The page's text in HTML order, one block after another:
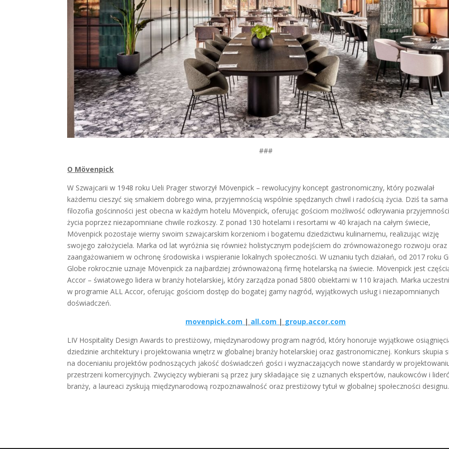
###
O Mövenpick
W Szwajcarii w 1948 roku Ueli Prager stworzył Mövenpick – rewolucyjny koncept gastronomiczny, który pozwalał
każdemu cieszyć się smakiem dobrego wina, przyjemnością wspólnie spędzanych chwil i radością życia. Dziś ta sama
filozofia gościnności jest obecna w każdym hotelu Mövenpick, oferując gościom możliwość odkrywania
życia poprzez niezapomniane chwile rozkoszy. Z ponad 130 hotelami i resortami w 40 krajach na całym świecie,
Mövenpick pozostaje wierny swoim szwajcarskim korzeniom i bogatemu dziedzictwu kulinarnemu, realizując wizję
swojego założyciela. Marka od lat wyróżnia się również holistycznym podejściem do zrównoważonego rozwoju oraz
zaangażowaniem w ochronę środowiska i wspieranie lokalnych społeczności. W uznaniu tych działań, od 2017 roku
Globe rokrocznie uznaje Mövenpick za najbardziej zrównoważoną firmę hotelarską na świecie. Mövenpick jest
Accor – światowego lidera w branży hotelarskiej, który zarządza ponad 5800 obiektami w 110 krajach. Marka
w programie ALL Accor, oferując gościom dostęp do bogatej gamy nagród, wyjątkowych usług i niezapomnianych
doświadczeń.
movenpick.com | all.com | group.accor.com
LIV Hospitality Design Awards to prestiżowy, międzynarodowy program nagród, który honoruje wyjątkowe
dziedzinie architektury i projektowania wnętrz w globalnej branży hotelarskiej oraz gastronomicznej. Konkurs skupia
na docenianiu projektów podnoszących jakość doświadczeń gości i wyznaczających nowe standardy w
przestrzeni komercyjnych. Zwycięzcy wybierani są przez jury składające się z uznanych ekspertów, naukowców i
branży, a laureaci zyskują międzynarodową rozpoznawalność oraz prestiżowy tytuł w globalnej społeczności designu.